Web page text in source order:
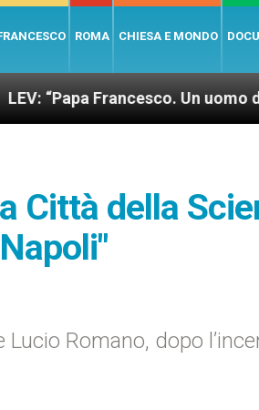
ROMA CHIESA E MONDO
Francesco. Un uomo di
Città della
Romano, dopo